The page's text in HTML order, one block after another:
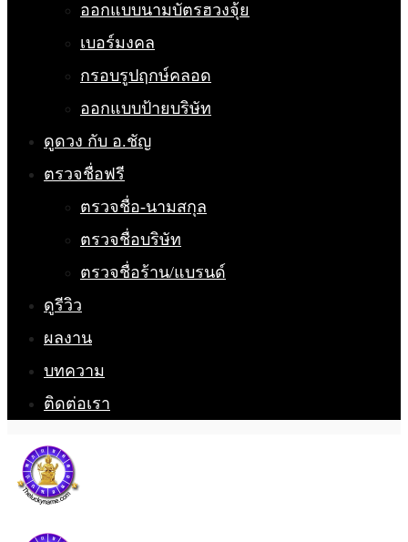
ออกแบบนามบัตรฮวงจุ้ย
เบอร์มงคล
กรอบรูปฤกษ์คลอด
ออกแบบป้ายบริษัท
ดูดวง กับ อ.ชัญ
ตรวจชื่อฟรี
ตรวจชื่อ-นามสกุล
ตรวจชื่อบริษัท
ตรวจชื่อร้าน/แบรนด์
ดูรีวิว
ผลงาน
บทความ
ติดต่อเรา